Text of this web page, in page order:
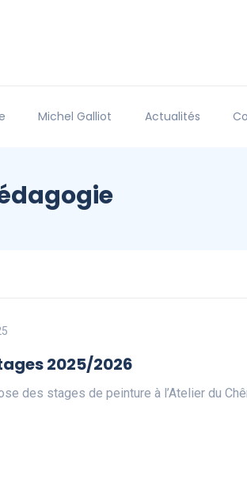
Michel Galliot Actualités
2025/2026
des stages de peinture à l’Atelier du